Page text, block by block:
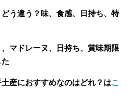
う違う？味、食感、日持ち、特
マドレーヌ、日持ち、賞味期限
産におすすめなのはどれ？はこ